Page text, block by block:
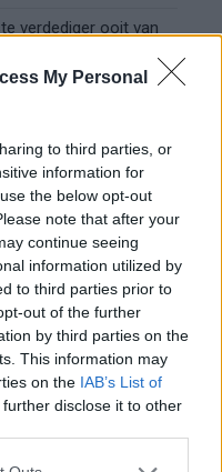
My Personal
to third parties, or
information for
the below opt-out
note that after your
continue seeing
information utilized by
to third parties prior to
out of the further
by third parties on the
This information may
on the IAB’s List of
disclose it to other
verdediger ooit van
transfer Leo
miljoenen: Ueda
bijna af: dit staat